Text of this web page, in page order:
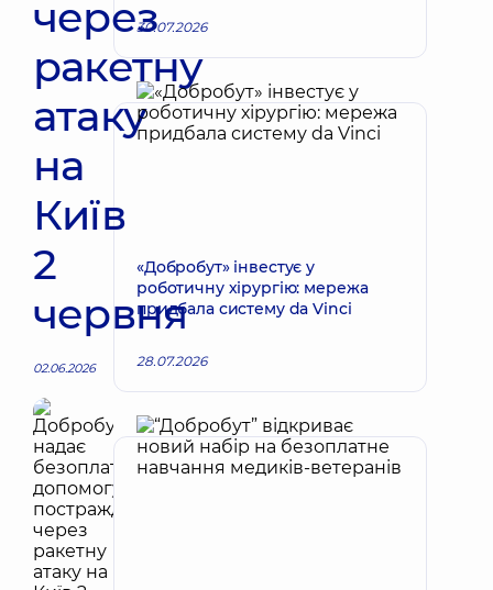
через
ракетну
атаку
на
Київ
2
червня
02.06.2026
30.07.2026
«Добробут» інвестує у
роботичну хірургію: мережа
придбала систему da Vinci
28.07.2026